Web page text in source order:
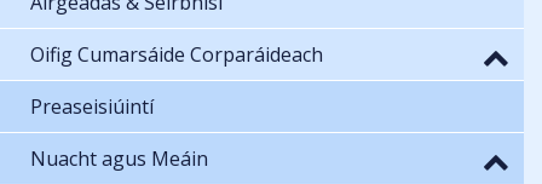
Oifig Cumarsáide Corparáideach
Preaseisiúintí
Nuacht agus Meáin